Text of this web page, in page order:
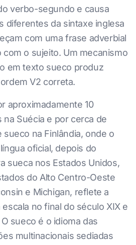
verbo-segundo e causa
diferentes da sintaxe inglesa
com uma frase adverbial
com o sujeito. Um mecanismo
em texto sueco produz
V2 correta.
aproximadamente 10
na Suécia e por cerca de
na Finlândia, onde o
oficial, depois do
sueca nos Estados Unidos,
do Alto Centro-Oeste
e Michigan, reflete a
no final do século XIX e
sueco é o idioma das
multinacionais sediadas